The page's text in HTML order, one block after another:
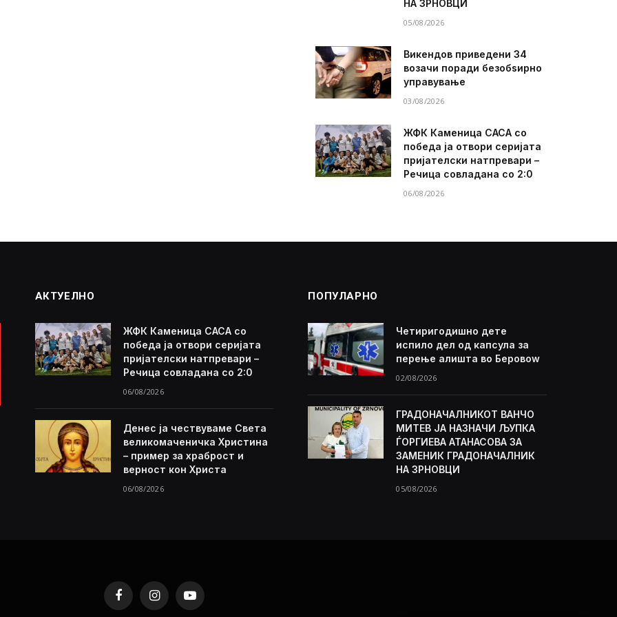
НА ЗРНОВЦИ
05/08/2026
Викендов приведени 34
возачи поради безобѕирно
управување
03/08/2026
ЖФК Каменица САСА со
победа ја отвори серијата
пријателски натпревари –
Речица совладана со 2:0
06/08/2026
АКТУЕЛНО
ЖФК Каменица САСА со
победа ја отвори серијата
пријателски натпревари –
Речица совладана со 2:0
06/08/2026
Денес ја чествуваме Света
великомаченичка Христина
– пример за храброст и
верност кон Христа
06/08/2026
ПОПУЛАРНО
Четиригодишно дете
испило дел од капсула за
перење алишта во Беровоw
02/08/2026
ГРАДОНАЧАЛНИКОТ ВАНЧО
МИТЕВ ЈА НАЗНАЧИ ЉУПКА
ЃОРГИЕВА АТАНАСОВА ЗА
ЗАМЕНИК ГРАДОНАЧАЛНИК
НА ЗРНОВЦИ
05/08/2026
FacebookInstagramYouTube